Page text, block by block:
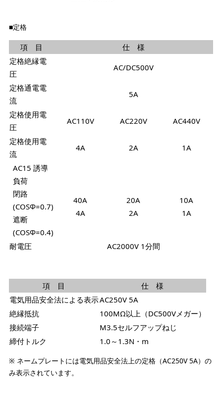
■定格
項 目
仕 様
定格絶縁電
圧
AC/DC500V
定格通電電
流
5A
定格使用電
圧
AC110V AC220V AC440V
定格使用電
流
4A 2A 1A
AC15 誘導
負荷
閉路
(COSΦ=0.7)
遮断
(COSΦ=0.4)
40A
4A
20A
2A
10A
1A
耐電圧 AC2000V 1分間
項 目
仕 様
電気用品安全法による表示AC250V 5A
絶縁抵抗
100MΩ以上（DC500Vメガー）
接続端子
M3.5セルフアップねじ
締付トルク
1.0～1.3N・m
※ ネームプレートには電気用品安全法上の定格（AC250V 5A）の
み表示されています。